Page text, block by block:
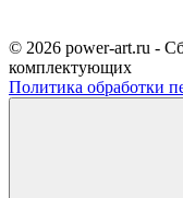
© 2026 power-art.ru -
комплектующих
Политика обработки